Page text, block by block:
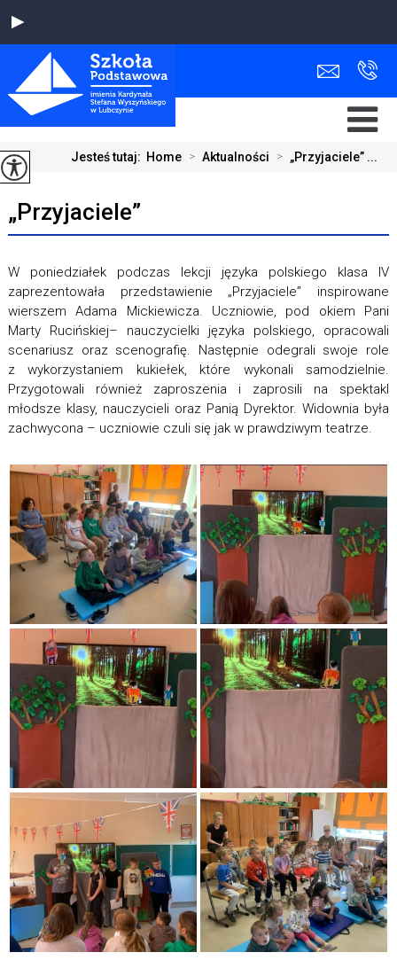
Jesteś tutaj: Home > Aktualności > „Przyjaciele” ...
„Przyjaciele”
W poniedziałek podczas lekcji języka polskiego klasa IV
zaprezentowała przedstawienie „Przyjaciele” inspirowane
wierszem Adama Mickiewicza. Uczniowie, pod okiem Pani
Marty Rucińskiej– nauczycielki języka polskiego, opracowali
scenariusz oraz scenografię. Następnie odegrali swoje role
z wykorzystaniem kukiełek, które wykonali samodzielnie.
Przygotowali również zaproszenia i zaprosili na spektakl
młodsze klasy, nauczycieli oraz Panią Dyrektor. Widownia była
zachwycona – uczniowie czuli się jak w prawdziwym teatrze.